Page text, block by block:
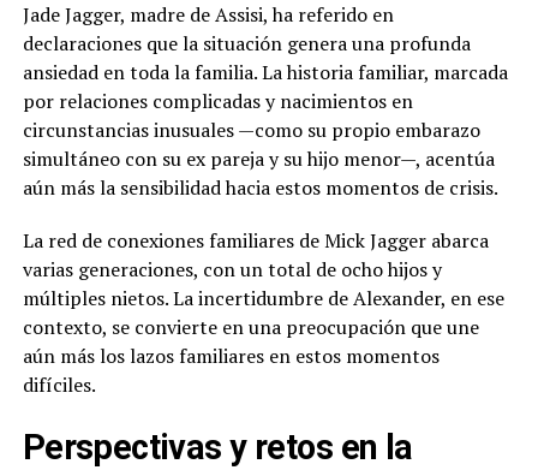
Jade Jagger, madre de Assisi, ha referido en
declaraciones que la situación genera una profunda
ansiedad en toda la familia. La historia familiar, marcada
por relaciones complicadas y nacimientos en
circunstancias inusuales —como su propio embarazo
simultáneo con su ex pareja y su hijo menor—, acentúa
aún más la sensibilidad hacia estos momentos de crisis.
La red de conexiones familiares de Mick Jagger abarca
varias generaciones, con un total de ocho hijos y
múltiples nietos. La incertidumbre de Alexander, en ese
contexto, se convierte en una preocupación que une
aún más los lazos familiares en estos momentos
difíciles.
Perspectivas y retos en la